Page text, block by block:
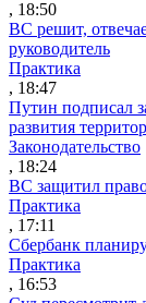
, 18:50
ВС решит,
руководитель
Практика
, 18:47
Путин подписал
развития
Законодательство
, 18:24
ВС защитил
Практика
, 17:11
Сбербанк
Практика
, 16:53